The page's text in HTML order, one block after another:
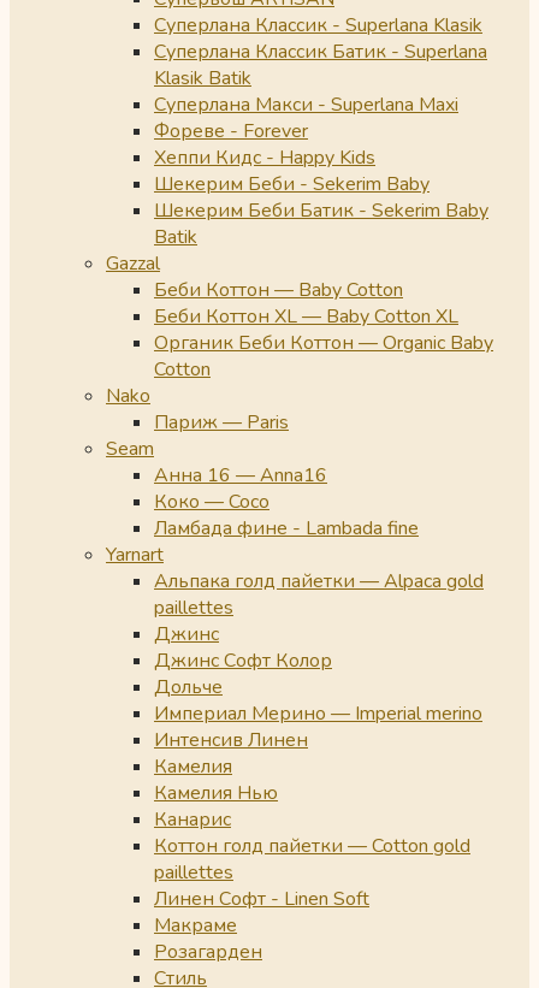
Суперлана Классик - Superlana Klasik
Суперлана Классик Батик - Superlana
Klasik Batik
Суперлана Макси - Superlana Maxi
Фореве - Forever
Хеппи Кидс - Happy Kids
Шекерим Беби - Sekerim Baby
Шекерим Беби Батик - Sekerim Baby
Batik
Gazzal
Беби Коттон — Baby Cotton
Беби Коттон XL — Baby Cotton XL
Органик Беби Коттон — Organic Baby
Cotton
Nako
Париж — Paris
Seam
Анна 16 — Anna16
Коко — Coco
Ламбада фине - Lambada fine
Yarnart
Альпака голд пайетки — Alpaca gold
paillettes
Джинс
Джинс Софт Колор
Дольче
Империал Мерино — Imperial merino
Интенсив Линен
Камелия
Камелия Нью
Канарис
Коттон голд пайетки — Cotton gold
paillettes
Линен Софт - Linen Soft
Макраме
Розагарден
Стиль